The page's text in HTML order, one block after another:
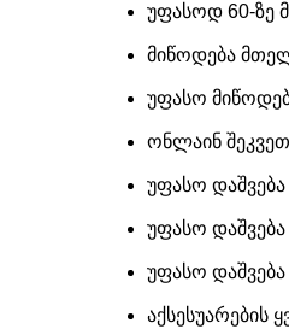
უფასოდ 60-ზე
მიწოდება
უფასო
ონლაინ
უფასო დაშვება
უფასო დაშვება
უფასო
აქსესუარების